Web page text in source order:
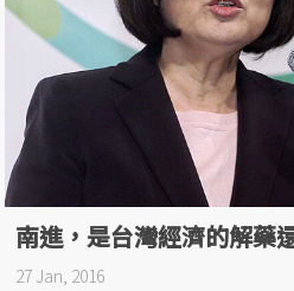
南進，是台灣經濟的解藥
27 Jan, 2016